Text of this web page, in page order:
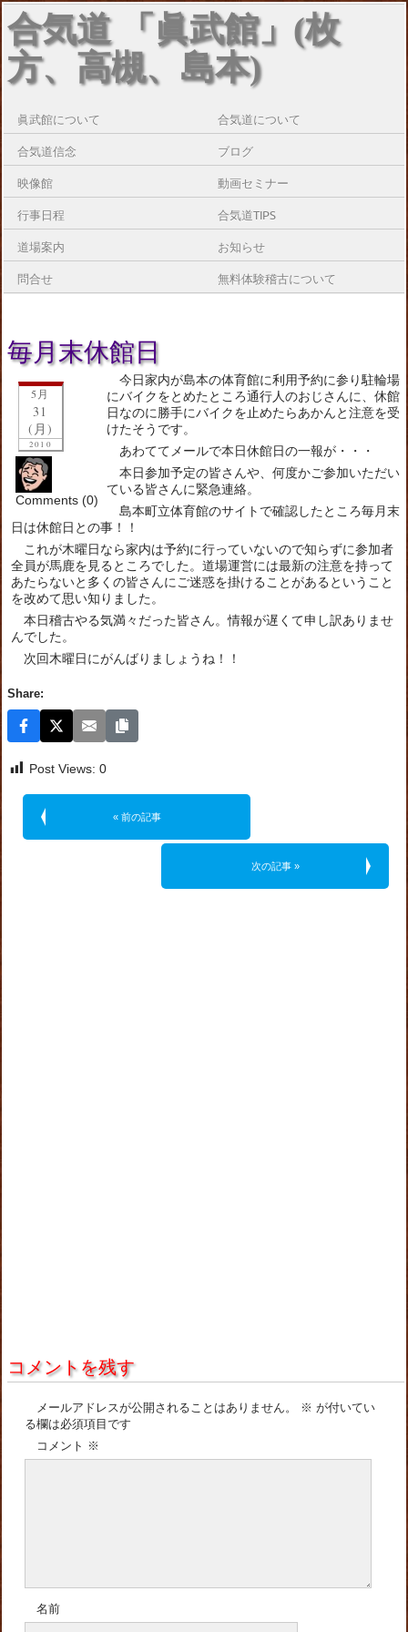
合気道 「眞武館」(枚
方、高槻、島本)
眞武館について 合気道について
合気道信念 ブログ
映像館 動画セミナー
行事日程 合気道TIPS
道場案内 お知らせ
問合せ 無料体験稽古について
毎月末休館日
5月
31
(月)
2010
Comments (0)
今日家内が島本の体育館に利用予約に参り駐輪場
にバイクをとめたところ通行人のおじさんに、休館
日なのに勝手にバイクを止めたらあかんと注意を受
けたそうです。
あわててメールで本日休館日の一報が・・・
本日参加予定の皆さんや、何度かご参加いただい
ている皆さんに緊急連絡。
島本町立体育館のサイトで確認したところ毎月末
日は休館日との事！！
これが木曜日なら家内は予約に行っていないので知らずに参加者
全員が馬鹿を見るところでした。道場運営には最新の注意を持って
あたらないと多くの皆さんにご迷惑を掛けることがあるということ
を改めて思い知りました。
本日稽古やる気満々だった皆さん。情報が遅くて申し訳ありませ
んでした。
次回木曜日にがんばりましょうね！！
Share:
Post Views: 0
« 前の記事
次の記事 »
コメントを残す
メールアドレスが公開されることはありません。 ※ が付いてい
る欄は必須項目です
コメント ※
名前